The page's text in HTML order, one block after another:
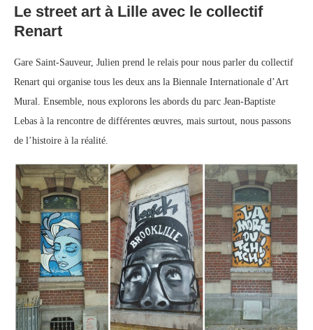
Le street art à Lille avec le collectif
Renart
Gare Saint-Sauveur, Julien prend le relais pour nous parler du collectif
Renart qui organise tous les deux ans la Biennale Internationale d’Art
Mural. Ensemble, nous explorons les abords du parc Jean-Baptiste
Lebas à la rencontre de différentes œuvres, mais surtout, nous passons
de l’histoire à la réalité.